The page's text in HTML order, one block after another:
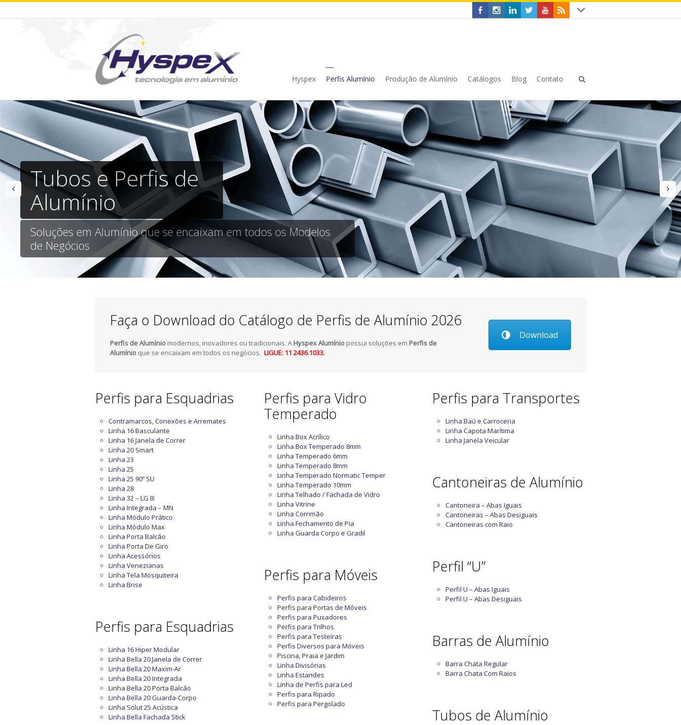
Hyspex Perfis Alumínio Produção de Alumínio Catálogos Blog Contato
Tubos e Perfis de
Alumínio
Soluções em Alumínio que se encaixam em todos os Modelos
de Negócios
Faça o Download do Catálogo de Perfis de Alumínio 2026
Perfis de Alumínio modernos, inovadores ou tradicionais. A Hyspex Alumínio possui soluções em Perfis de
Alumínio que se encaixam em todos os negócios. LIGUE: 11 2436.1033.
Download
Perfis para Esquadrias
Contramarcos, Conexões e Arremates
Linha 16 Basculante
Linha 16 Janela de Correr
Linha 20 Smart
Linha 23
Linha 25
Linha 25 90º SU
Linha 28
Linha 32 – LG III
Linha Integrada – MN
Linha Módulo Prático
Linha Módulo Max
Linha Porta Balcão
Linha Porta De Giro
Linha Acessórios
Linha Venezianas
Linha Tela Mosquiteira
Linha Brise
Perfis para Esquadrias
Linha 16 Hiper Modular
Linha Bella 20 Janela de Correr
Linha Bella 20 Maxim-Ar
Linha Bella 20 Integrada
Linha Bella 20 Porta Balcão
Linha Bella 20 Guarda-Corpo
Linha Solut 25 Acústica
Linha Bella Fachada Stick
Perfis para Vidro
Temperado
Linha Box Acrílico
Linha Box Temperado 8mm
Linha Temperado 6mm
Linha Temperado 8mm
Linha Temperado Normatic Temper
Linha Temperado 10mm
Linha Telhado / Fachada de Vidro
Linha Vitrine
Linha Corrimão
Linha Fechamento de Pia
Linha Guarda Corpo e Gradil
Perfis para Móveis
Perfis para Cabideiros
Perfis para Portas de Móveis
Perfis para Puxadores
Perfis para Trilhos
Perfis para Testeiras
Perfis Diversos para Móveis
Piscina, Praia e Jardim
Linha Divisórias
Linha Estandes
Linha de Perfis para Led
Perfis para Ripado
Perfis para Pergolado
Perfis para Transportes
Linha Baú e Carroceria
Linha Capota Marítima
Linha Janela Veicular
Cantoneiras de Alumínio
Cantoneira – Abas Iguais
Cantoneiras – Abas Desiguais
Cantoneiras com Raio
Perfil “U”
Perfil U – Abas Iguais
Perfil U – Abas Desiguais
Barras de Alumínio
Barra Chata Regular
Barra Chata Com Raios
Tubos de Alumínio